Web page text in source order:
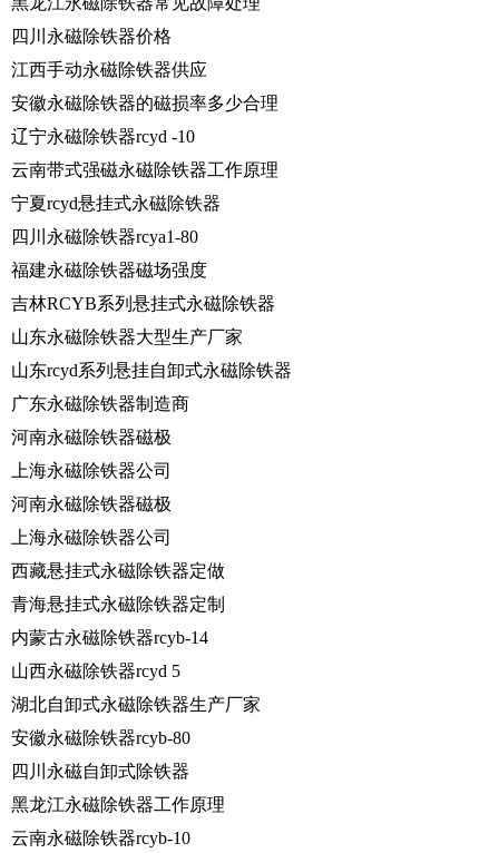
四川永磁除铁器价格
江西手动永磁除铁器供应
安徽永磁除铁器的磁损率多少合理
辽宁永磁除铁器rcyd -10
云南带式强磁永磁除铁器工作原理
宁夏rcyd悬挂式永磁除铁器
四川永磁除铁器rcya1-80
福建永磁除铁器磁场强度
吉林RCYB系列悬挂式永磁除铁器
山东永磁除铁器大型生产厂家
山东rcyd系列悬挂自卸式永磁除铁器
广东永磁除铁器制造商
河南永磁除铁器磁极
上海永磁除铁器公司
河南永磁除铁器磁极
上海永磁除铁器公司
西藏悬挂式永磁除铁器定做
青海悬挂式永磁除铁器定制
内蒙古永磁除铁器rcyb-14
山西永磁除铁器rcyd 5
湖北自卸式永磁除铁器生产厂家
安徽永磁除铁器rcyb-80
四川永磁自卸式除铁器
黑龙江永磁除铁器工作原理
云南永磁除铁器rcyb-10